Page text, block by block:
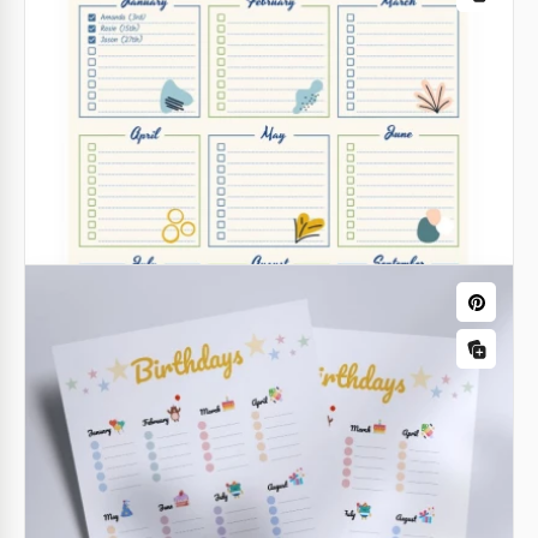
Google Docs
Calendrier hebdomadaire coloré
Google Slides